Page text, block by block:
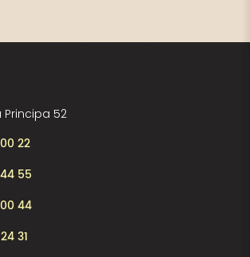
52
22
55
44
31